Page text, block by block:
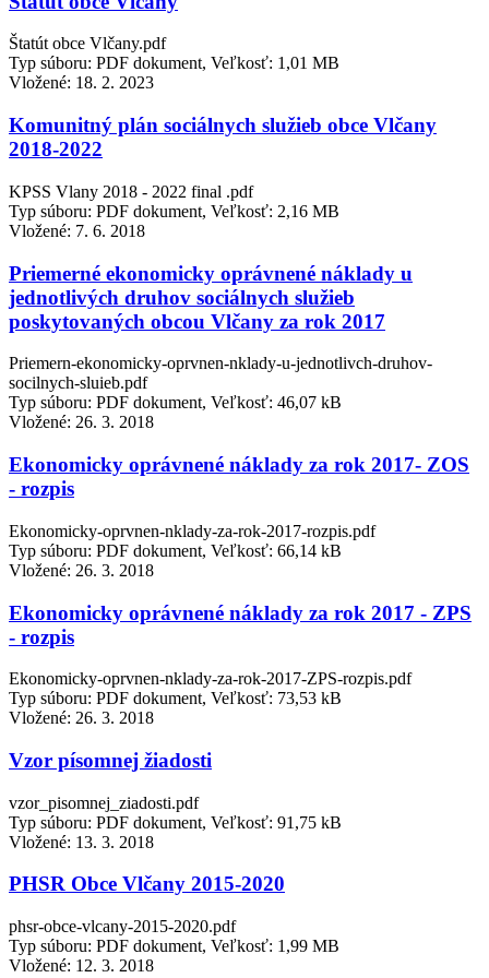
Štatút obce Vlčany.pdf
Typ súboru: PDF dokument, Veľkosť: 1,01 MB
Vložené: 18. 2. 2023
Komunitný plán sociálnych služieb obce Vlčany
2018-2022
KPSS Vlany 2018 - 2022 final .pdf
Typ súboru: PDF dokument, Veľkosť: 2,16 MB
Vložené: 7. 6. 2018
Priemerné ekonomicky oprávnené náklady u
jednotlivých druhov sociálnych služieb
poskytovaných obcou Vlčany za rok 2017
Priemern-ekonomicky-oprvnen-nklady-u-jednotlivch-druhov-
socilnych-sluieb.pdf
Typ súboru: PDF dokument, Veľkosť: 46,07 kB
Vložené: 26. 3. 2018
Ekonomicky oprávnené náklady za rok 2017- ZOS
- rozpis
Ekonomicky-oprvnen-nklady-za-rok-2017-rozpis.pdf
Typ súboru: PDF dokument, Veľkosť: 66,14 kB
Vložené: 26. 3. 2018
Ekonomicky oprávnené náklady za rok 2017 - ZPS
- rozpis
Ekonomicky-oprvnen-nklady-za-rok-2017-ZPS-rozpis.pdf
Typ súboru: PDF dokument, Veľkosť: 73,53 kB
Vložené: 26. 3. 2018
Vzor písomnej žiadosti
vzor_pisomnej_ziadosti.pdf
Typ súboru: PDF dokument, Veľkosť: 91,75 kB
Vložené: 13. 3. 2018
PHSR Obce Vlčany 2015-2020
phsr-obce-vlcany-2015-2020.pdf
Typ súboru: PDF dokument, Veľkosť: 1,99 MB
Vložené: 12. 3. 2018